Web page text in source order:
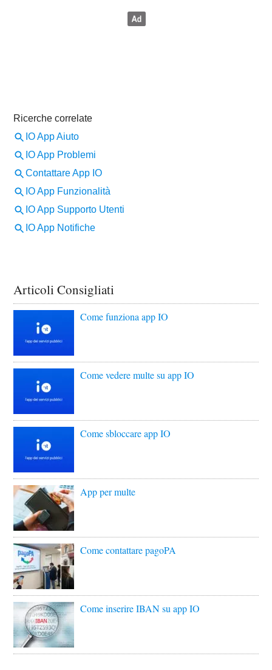
Articoli Consigliati
Come funziona app IO
Come vedere multe su app IO
Come sbloccare app IO
App per multe
Come contattare pagoPA
Come inserire IBAN su app IO